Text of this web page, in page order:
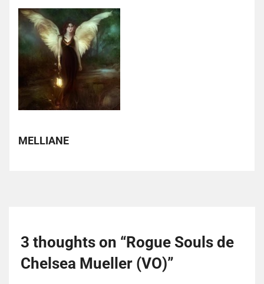
MELLIANE
3 thoughts on “Rogue Souls de
Chelsea Mueller (VO)”